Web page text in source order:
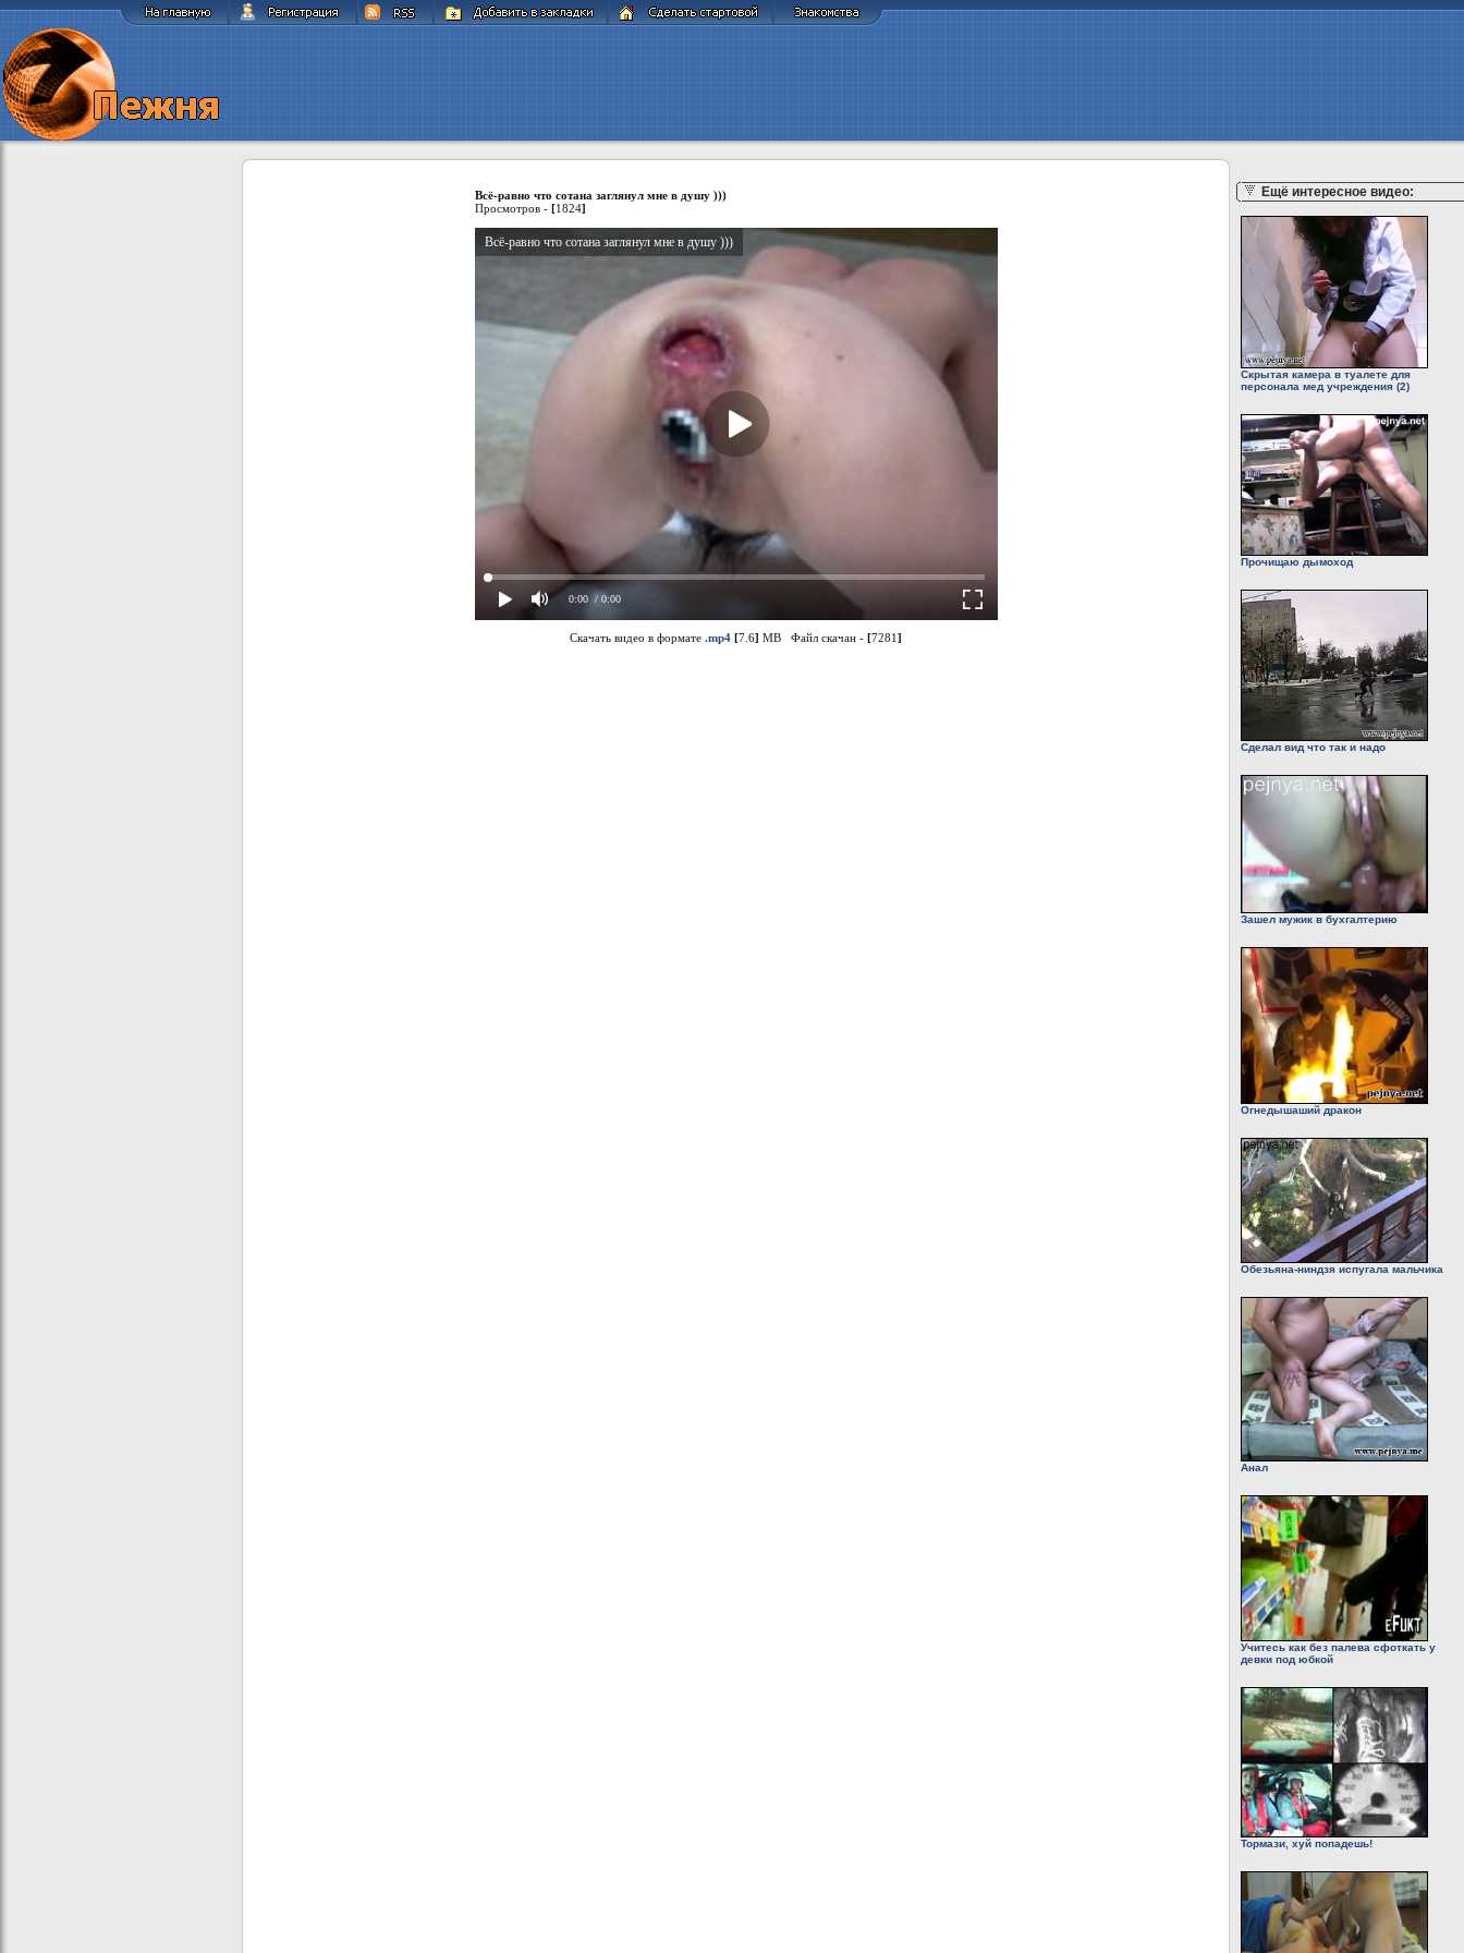
Всё-равно что сотана заглянул мне в душу )))
Просмотров - [1824]
Всё-равно что сотана заглянул мне в душу )))
0:00 / 0:00
Скачать видео в формате .mp4 [7.6] MB Файл скачан - [7281]
Ещё интересное видео:
Скрытая камера в туалете для
персонала мед учреждения (2)
Прочищаю дымоход
Сделал вид что так и надо
Зашел мужик в бухгалтерию
Огнедышаший дракон
Обезьяна-ниндзя испугала мальчика
Анал
Учитесь как без палева сфоткать у
девки под юбкой
Тормази, хуй попадешь!